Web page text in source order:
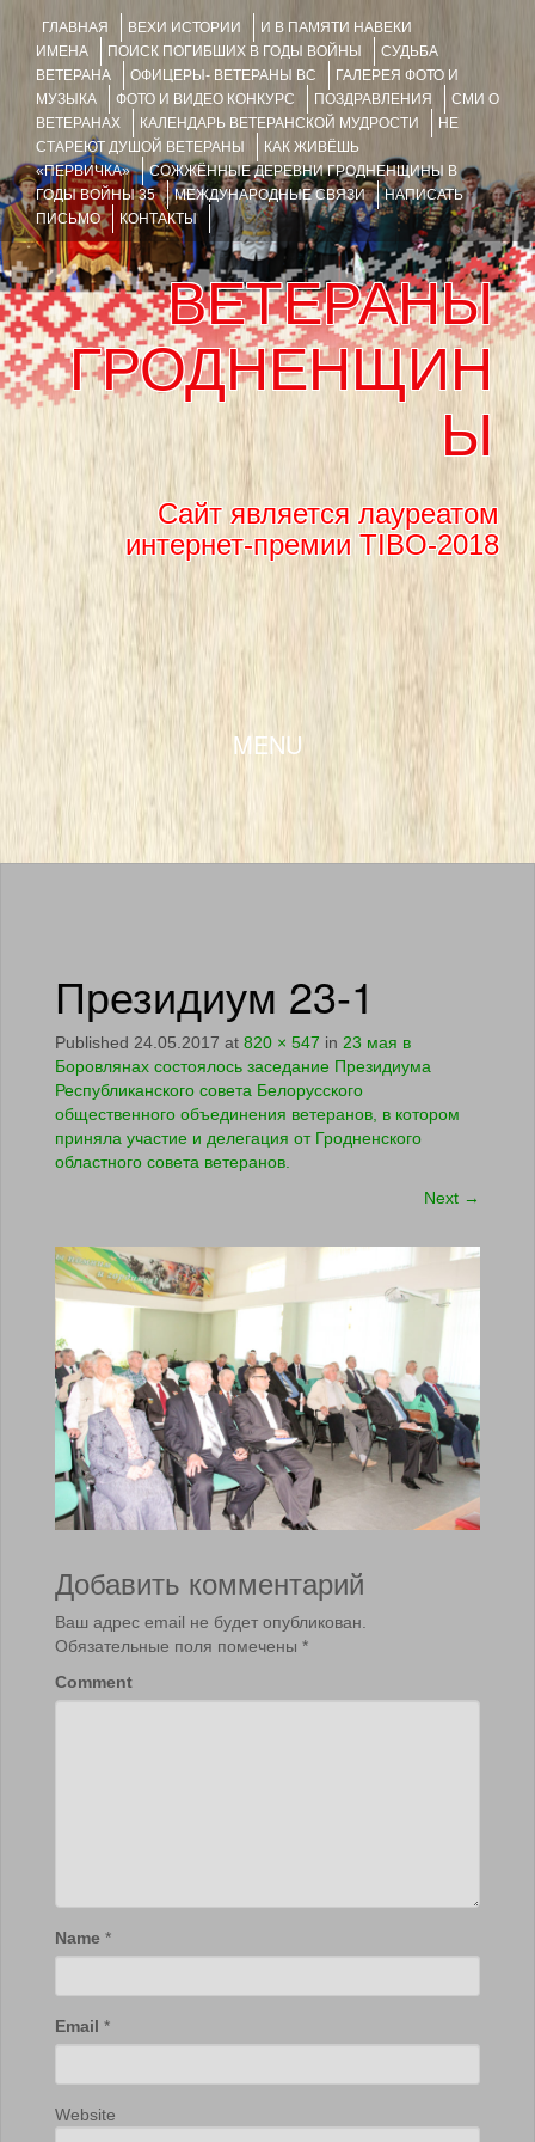
ГЛАВНАЯ ВЕХИ ИСТОРИИ
И В ПАМЯТИ НАВЕКИ
ИМЕНА
ПОИСК ПОГИБШИХ В ГОДЫ ВОЙНЫ
СУДЬБА
ВЕТЕРАНА
ОФИЦЕРЫ- ВЕТЕРАНЫ ВС
ГАЛЕРЕЯ ФОТО И
МУЗЫКА
ФОТО И ВИДЕО КОНКУРС ПОЗДРАВЛЕНИЯ
СМИ О
ВЕТЕРАНАХ
КАЛЕНДАРЬ ВЕТЕРАНСКОЙ МУДРОСТИ
НЕ
СТАРЕЮТ ДУШОЙ ВЕТЕРАНЫ
КАК ЖИВЁШЬ
«ПЕРВИЧКА»
СОЖЖЁННЫЕ ДЕРЕВНИ ГРОДНЕНЩИНЫ В
ГОДЫ ВОЙНЫ 35
МЕЖДУНАРОДНЫЕ СВЯЗИ
НАПИСАТЬ
ПИСЬМО
КОНТАКТЫ
ВЕТЕРАНЫ
ГРОДНЕНЩИН
Ы
Сайт является лауреатом
интернет-премии TIBO-2018
MENU
Президиум 23-1
Published 24.05.2017 at 820 × 547 in 23 мая в
Боровлянах состоялось заседание Президиума
Республиканского совета Белорусского
общественного объединения ветеранов, в котором
приняла участие и делегация от Гродненского
областного совета ветеранов.
Next →
Добавить комментарий
Ваш адрес email не будет опубликован.
Обязательные поля помечены *
Comment
Name *
Email *
Website